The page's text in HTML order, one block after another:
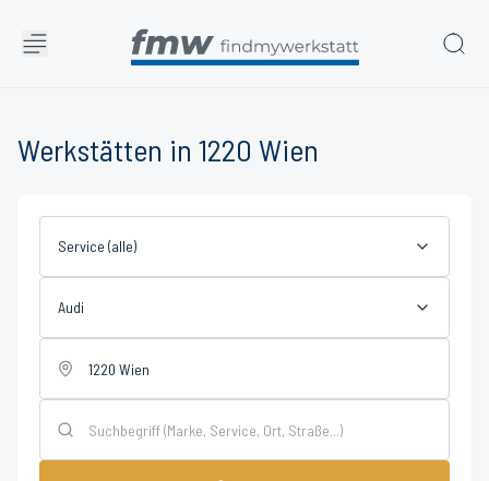
Werkstätten in 1220 Wien
Service (alle)
Audi